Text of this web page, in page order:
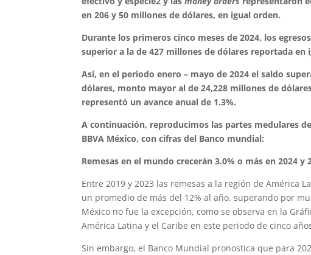
en 206 y 50 millones de dólares, en igual orden.
Durante los primeros cinco meses de 2024, los
superior a la de 427 millones de dólares reportada en
Así, en el periodo enero – mayo de 2024 el saldo
dólares, monto mayor al de 24,228 millones de
representó un avance anual de 1.3%.
A continuación, reproducimos las partes medulares
BBVA México, con cifras del Banco mundial:
Remesas en el mundo crecerán 3.0% o más en 2024
Entre 2019 y 2023 las remesas a la región de América
un promedio de más del 12% al año, superando por
México no fue la excepción, como se observa en la
América Latina y el Caribe en este periodo de cinco
Sin embargo, el Banco Mundial pronostica que para